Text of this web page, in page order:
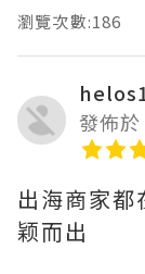
瀏覽次數:186
發佈
出海商家
颖而出